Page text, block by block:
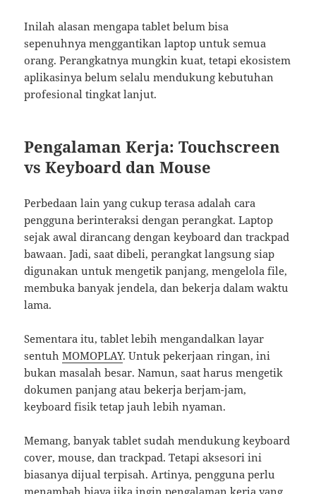
Inilah alasan mengapa tablet belum bisa
sepenuhnya menggantikan laptop untuk semua
orang. Perangkatnya mungkin kuat, tetapi ekosistem
aplikasinya belum selalu mendukung kebutuhan
profesional tingkat lanjut.
Pengalaman Kerja: Touchscreen
vs Keyboard dan Mouse
Perbedaan lain yang cukup terasa adalah cara
pengguna berinteraksi dengan perangkat. Laptop
sejak awal dirancang dengan keyboard dan trackpad
bawaan. Jadi, saat dibeli, perangkat langsung siap
digunakan untuk mengetik panjang, mengelola file,
membuka banyak jendela, dan bekerja dalam waktu
lama.
Sementara itu, tablet lebih mengandalkan layar
sentuhMOMOPLAY. Untuk pekerjaan ringan, ini
bukan masalah besar. Namun, saat harus mengetik
dokumen panjang atau bekerja berjam-jam,
keyboard fisik tetap jauh lebih nyaman.
Memang, banyak tablet sudah mendukung keyboard
cover, mouse, dan trackpad. Tetapi aksesori ini
biasanya dijual terpisah. Artinya, pengguna perlu
menambah biaya jika ingin pengalaman kerja yang